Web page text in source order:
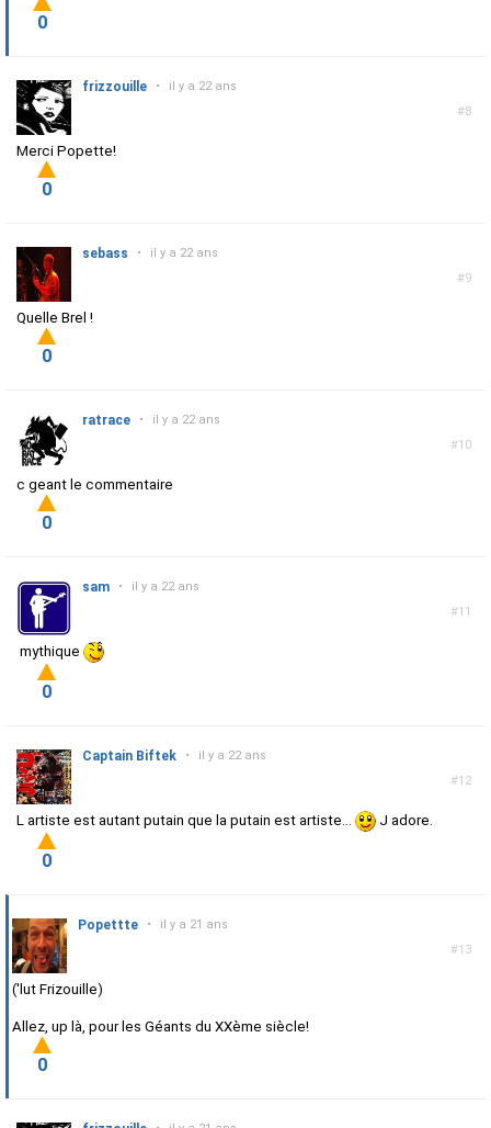
0
#8
frizzouille • il y a 22 ans
Merci Popette!
0
#9
sebass • il y a 22 ans
Quelle Brel !
0
#10
ratrace • il y a 22 ans
c geant le commentaire
0
#11
sam • il y a 22 ans
mythique
0
#12
Captain Biftek • il y a 22 ans
L artiste est autant putain que la putain est artiste... J adore.
0
#13
Popettte • il y a 21 ans
('lut Frizouille)
Allez, up là, pour les Géants du XXème siècle!
0